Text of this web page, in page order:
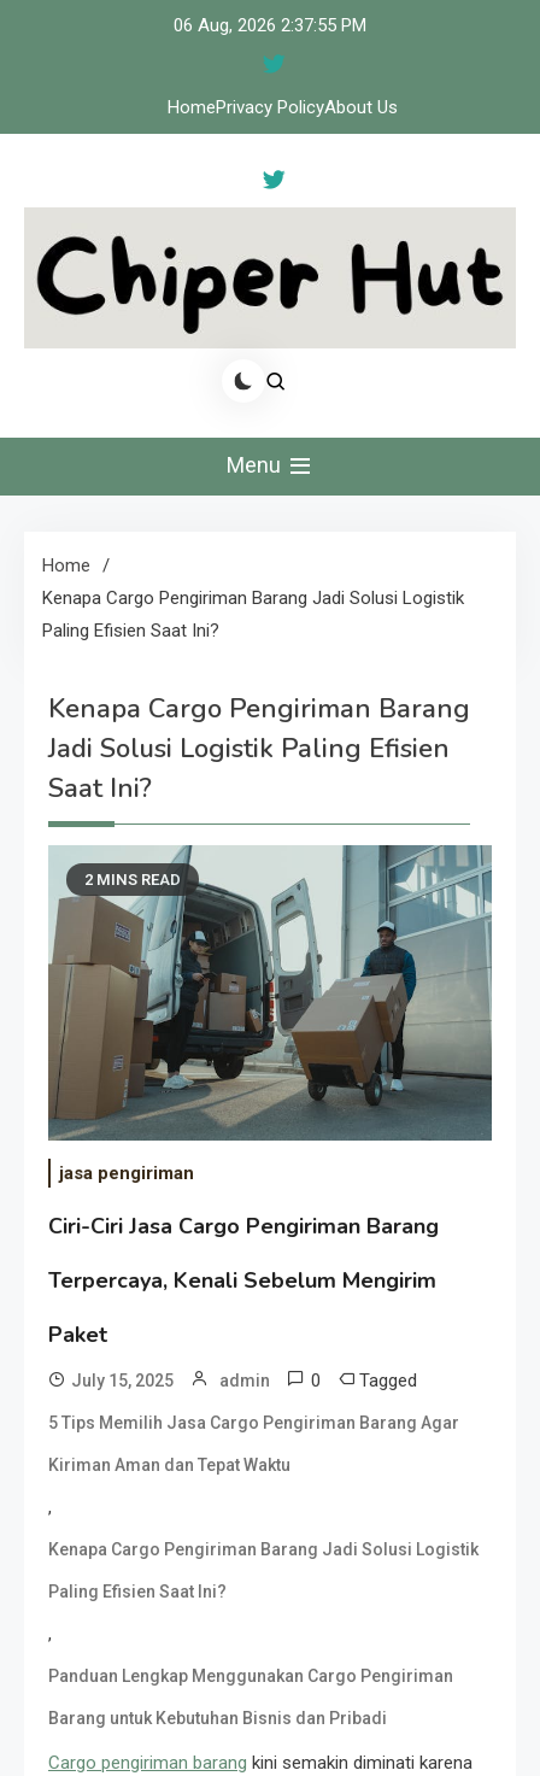
06 Aug, 2026 2:37:56 PM
HomePrivacy PolicyAbout Us
Cipher Hut
Menu
Home
Kenapa Cargo Pengiriman Barang Jadi Solusi Logistik
Paling Efisien Saat Ini?
Kenapa Cargo Pengiriman Barang
Jadi Solusi Logistik Paling Efisien
Saat Ini?
2 MINS READ
jasa pengiriman
Ciri-Ciri Jasa Cargo Pengiriman Barang
Terpercaya, Kenali Sebelum Mengirim
Paket
July 15, 2025 admin 0 Tagged
5 Tips Memilih Jasa Cargo Pengiriman Barang Agar
Kiriman Aman dan Tepat Waktu
,
Kenapa Cargo Pengiriman Barang Jadi Solusi Logistik
Paling Efisien Saat Ini?
,
Panduan Lengkap Menggunakan Cargo Pengiriman
Barang untuk Kebutuhan Bisnis dan Pribadi
Cargo pengiriman barang kini semakin diminati karena